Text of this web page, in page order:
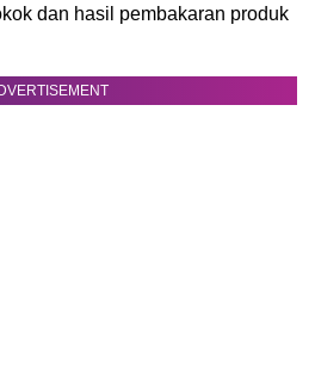
dan hasil pembakaran produk